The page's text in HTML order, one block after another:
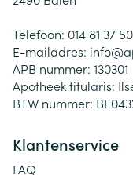
Telefoon: 014 81 37 50
E-mailadres: info@
APB nummer: 130301
Apotheek titularis:
BTW nummer:
Klantenservice
FAQ